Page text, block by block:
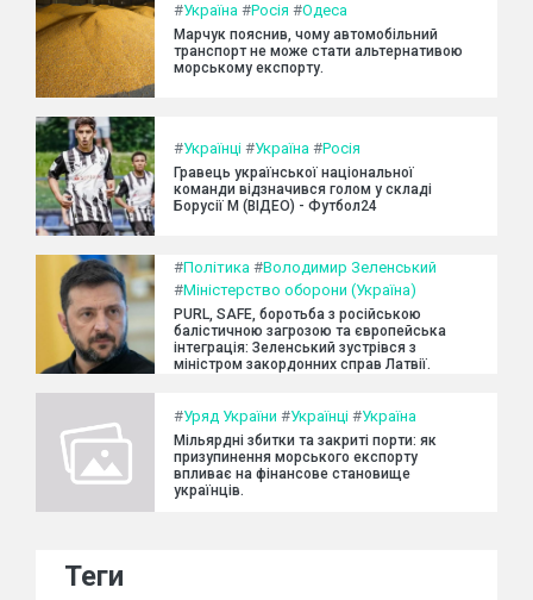
#Україна #Росія #Одеса
Марчук пояснив, чому автомобільний
транспорт не може стати альтернативою
морському експорту.
#Українці #Україна #Росія
Гравець української національної
команди відзначився голом у складі
Борусії М (ВІДЕО) - Футбол24
#Політика #Володимир Зеленський
#Міністерство оборони (Україна)
PURL, SAFE, боротьба з російською
балістичною загрозою та європейська
інтеграція: Зеленський зустрівся з
міністром закордонних справ Латвії.
#Уряд України #Українці #Україна
Мільярдні збитки та закриті порти: як
призупинення морського експорту
впливає на фінансове становище
українців.
Теги